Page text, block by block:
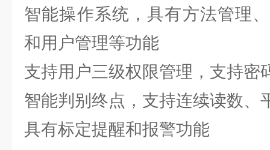
智能操作系统，具有方法管理
和用户管理等功能
支持用户三级权限管理，支持密
智能判别终点，支持连续读数、
具有标定提醒和报警功能